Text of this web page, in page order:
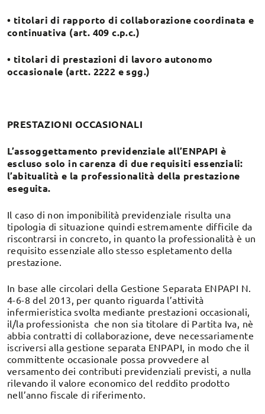
• titolari di rapporto di collaborazione coordinata e
continuativa (art. 409 c.p.c.)
• titolari di prestazioni di lavoro autonomo
occasionale (artt. 2222 e sgg.)
PRESTAZIONI OCCASIONALI
L’assoggettamento previdenziale all’ENPAPI è
escluso solo in carenza di due requisiti essenziali:
l’abitualità e la professionalità della prestazione
eseguita.
Il caso di non imponibilità previdenziale risulta una
tipologia di situazione quindi estremamente difficile da
riscontrarsi in concreto, in quanto la professionalità è un
requisito essenziale allo stesso espletamento della
prestazione.
In base alle circolari della Gestione Separata ENPAPI N.
4-6-8 del 2013, per quanto riguarda l’attività
infermieristica svolta mediante prestazioni occasionali,
il/la professionista che non sia titolare di Partita Iva, nè
abbia contratti di collaborazione, deve necessariamente
iscriversi alla gestione separata ENPAPI, in modo che il
committente occasionale possa provvedere al
versamento dei contributi previdenziali previsti, a nulla
rilevando il valore economico del reddito prodotto
nell’anno fiscale di riferimento.